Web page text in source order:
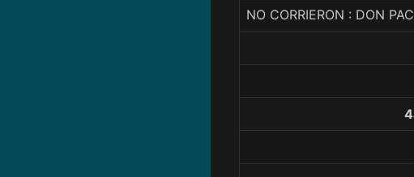
NO CORRIERON : DON